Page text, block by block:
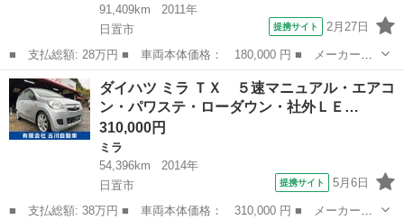
91,409km
2011年
日置市
提携サイト 2月27日
■ 支払総額: 28万円 ■ 車両本体価格： 180,000 円 ■ メーカー
名： ダイハツ ■ 車種名： ムーヴ ■ グレード名： Ｘ １年保
証付 エアコアイドル 外装磨き仕上 ガラス撥水 室内除菌クリー
ニング ＣＤ ■...
鹿児島 日置市 ムーヴ
ダイハツ ミラ ＴＸ ５速マニュアル・エアコ
ン・パワステ・ローダウン・社外ＬＥ…
310,000円
ミラ
54,396km
2014年
日置市
提携サイト 5月6日
■ 支払総額: 38万円 ■ 車両本体価格： 310,000 円 ■ メーカー